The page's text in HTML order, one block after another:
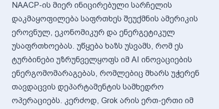
NAACP-ის მიერ ინიცირებული სარჩელის
დაკმაყოფილება საფრთხეს შეუქმნის ამერიკის
ეროვნულ, ეკონომიკურ და ენერგეტიკულ
უსაფრთხოებას. უწყება ხაზს უსვამს, რომ ეს
ტურბინები უზრუნველყოფს იმ AI ინოვაციების
ენერგომომარაგებას, რომლებიც მხარს უჭერენ
თავდაცვის დეპარტამენტის სამხედრო
ოპერაციებს. კერძოდ, Grok არის ერთ-ერთი იმ